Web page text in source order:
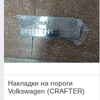
Накладки на пороги
Volkswagen (CRAFTER)